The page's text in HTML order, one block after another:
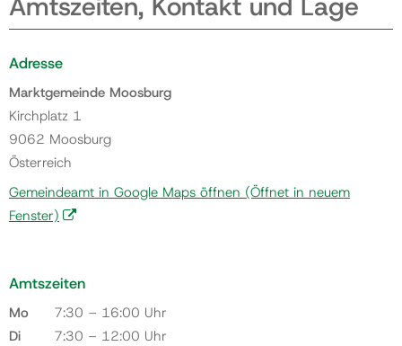
Adresse
Marktgemeinde Moosburg
Kirchplatz 1
9062 Moosburg
Österreich
Gemeindeamt in Google Maps öffnen (Öffnet in neuem
Fenster)
Amtszeiten
Mo
7:30 – 16:00 Uhr
Di
7:30 – 12:00 Uhr